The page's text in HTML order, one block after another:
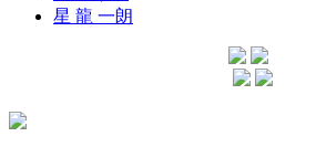
星 龍 一朗